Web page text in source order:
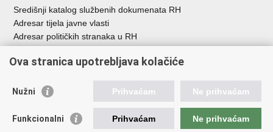
Središnji katalog službenih dokumenata RH
Adresar tijela javne vlasti
Adresar političkih stranaka u RH
Besplatni telefoni javne uprave
Važne poveznice
Vlada Republike Hrvatske
Ova stranica upotrebljava kolačiće
Nužni Prihvaćam Ne prihvaćam
Funkcionalni Prihvaćam Ne prihvaćam